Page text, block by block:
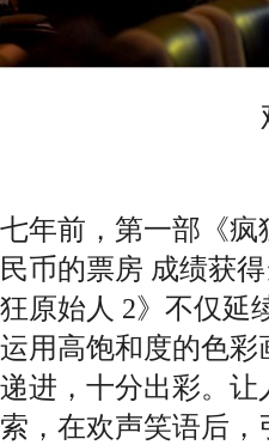
七年前，第一部《疯
民币的票房 成绩获
狂原始人 2》不仅延
运用高饱和度的色
递进，十分出彩。让
索，在欢声笑语后，